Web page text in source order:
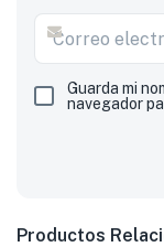
Guarda mi
navegador
Productos